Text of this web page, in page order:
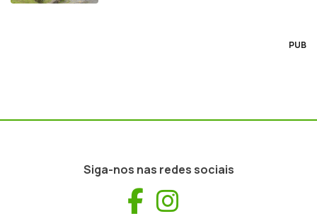
PUB
Siga-nos nas redes sociais
Facebook